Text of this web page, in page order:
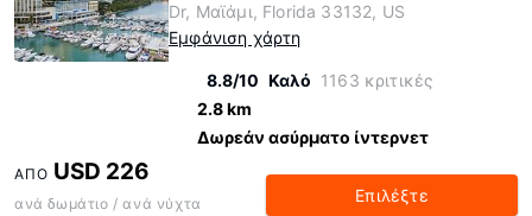
Dr, Μαϊάμι, Florida 33132, US
Εμφάνιση χάρτη
8.8/10 Καλό 1163 κριτικές
2.8 km
Δωρεάν ασύρματο ίντερνετ
ΑΠΌ USD 226
ανά δωμάτιο / ανά νύχτα Επιλέξτε